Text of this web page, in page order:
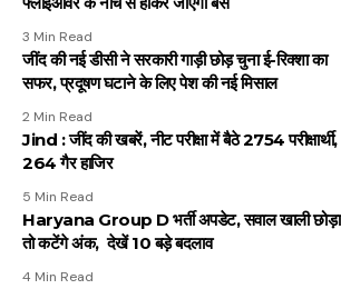
3 Min Read
जींद की नई डीसी ने सरकारी गाड़ी छोड़ चुना ई-रिक्शा का
सफर, प्रदूषण घटाने के लिए पेश की नई मिसाल
2 Min Read
Jind : जींद की खबरें, नीट परीक्षा में बैठे 2754 परीक्षार्थी,
264 गैर हाजिर
5 Min Read
Haryana Group D भर्ती अपडेट, सवाल खाली छोड़ा
तो कटेंगे अंक, देखें 10 बड़े बदलाव
4 Min Read